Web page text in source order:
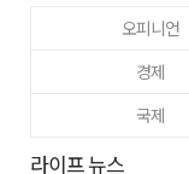
오피니언
경제
국제
라이프 뉴스